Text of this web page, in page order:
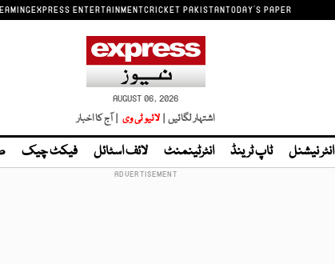
EXPRESS ENTERTAINMENTCRICKET PAKISTANTODAY'S PAPER
AUGUST 06, 2026
اشتہار لگائیں | لائیو ٹی وی | آج کا اخبار
انٹر نیشنل ٹاپ ٹرینڈ انٹرٹینمنٹ لائف اسٹائل فیکٹ چیک